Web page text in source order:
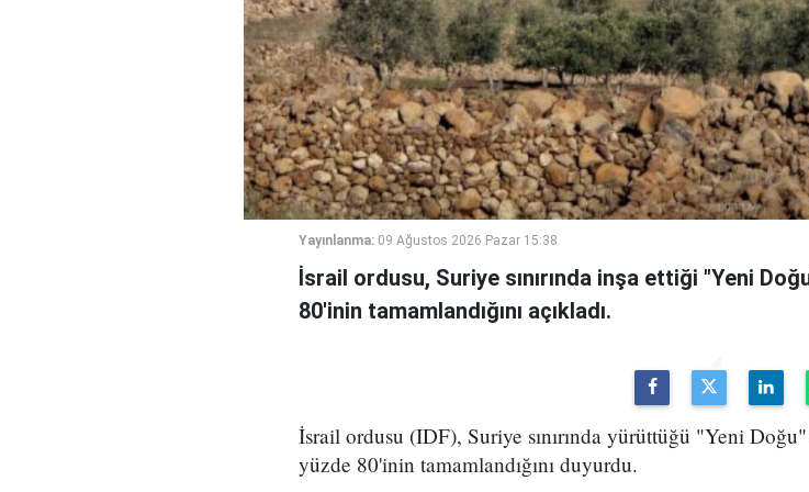
Yayınlanma: 09 Ağustos 2026 Pazar 15:38
İsrail ordusu, Suriye sınırında inşa ettiği "Yeni
80'inin tamamlandığını açıkladı.
İsrail ordusu (IDF), Suriye sınırında yürüttüğü "Yeni
yüzde 80'inin tamamlandığını duyurdu.